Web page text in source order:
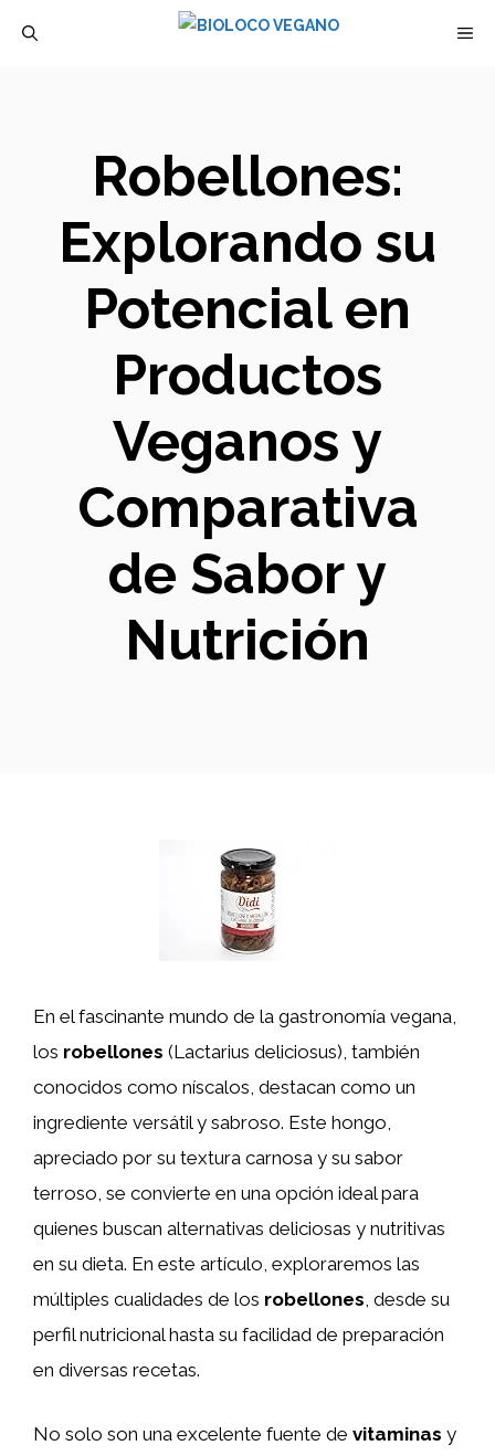
Robellones:
Explorando su
Potencial en
Productos
Veganos y
Comparativa
de Sabor y
Nutrición
En el fascinante mundo de la gastronomía vegana,
los robellones (Lactarius deliciosus), también
conocidos como níscalos, destacan como un
ingrediente versátil y sabroso. Este hongo,
apreciado por su textura carnosa y su sabor
terroso, se convierte en una opción ideal para
quienes buscan alternativas deliciosas y nutritivas
en su dieta. En este artículo, exploraremos las
múltiples cualidades de los robellones, desde su
perfil nutricional hasta su facilidad de preparación
en diversas recetas.
No solo son una excelente fuente de vitaminas y